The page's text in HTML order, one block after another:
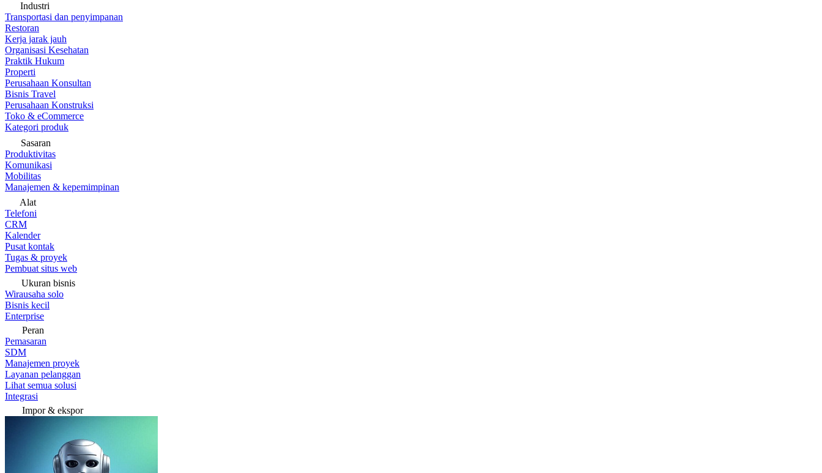
Industri
Transportasi dan penyimpanan
Restoran
Kerja jarak jauh
Organisasi Kesehatan
Praktik Hukum
Properti
Perusahaan Konsultan
Bisnis Travel
Perusahaan Konstruksi
Toko & eCommerce
Kategori produk
Sasaran
Produktivitas
Komunikasi
Mobilitas
Manajemen & kepemimpinan
Alat
Telefoni
CRM
Kalender
Pusat kontak
Tugas & proyek
Pembuat situs web
Ukuran bisnis
Wirausaha solo
Bisnis kecil
Enterprise
Peran
Pemasaran
SDM
Manajemen proyek
Layanan pelanggan
Lihat semua solusi
Integrasi
Impor & ekspor